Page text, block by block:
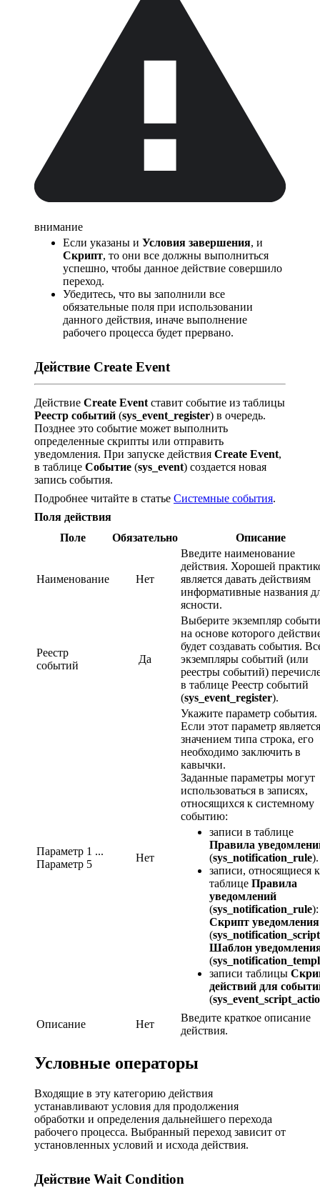
внимание
Если указаны и Условия завершения, и
Скрипт, то они все должны выполниться
успешно, чтобы данное действие совершило
переход.
Убедитесь, что вы заполнили все
обязательные поля при использовании
данного действия, иначе выполнение
рабочего процесса будет прервано.
Действие Create Event
Действие Create Eventставит событие из таблицы
Реестр событий (sys_event_register) в очередь.
Позднее это событие может выполнить
определенные скрипты или отправить
уведомления. При запуске действия Create Event,
в таблице Событие (sys_event) создается новая
запись события.
Подробнее читайте в статье Системные события.
Поля действия
Поле
Обязательно Описание
Наименование Нет
Введите наименование
действия. Хорошей
является давать действиям
информативные названия
ясности.
Реестр
событий
Да
Выберите экземпляр
на основе которого
будет создавать события.
экземпляры событий (или
реестры событий)
в таблице Реестр событий
(sys_event_register).
Параметр 1 ...
Параметр 5
Нет
Укажите параметр события.
Если этот параметр является
значением типа строка, его
необходимо заключить в
кавычки.
Заданные параметры могут
использоваться в записях,
относящихся к системному
событию:
записи в таблице
Правила
(sys_notification_rule).
записи, относящиеся к
таблице Правила
уведомлений
(sys_notification_rule):
Скрипт уведомления
(sys_notification_script
Шаблон
(
записи таблицы
действий для
(
Описание Нет
Введите краткое описание
действия.
Условные операторы
Входящие в эту категорию действия
устанавливают условия для продолжения
обработки и определения дальнейшего перехода
рабочего процесса. Выбранный переход зависит от
установленных условий и исхода действия.
Действие Wait Condition